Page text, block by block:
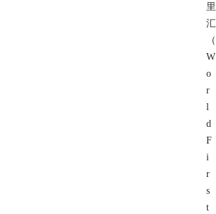
里
汇
（
W
o
r
l
d
F
i
r
s
t